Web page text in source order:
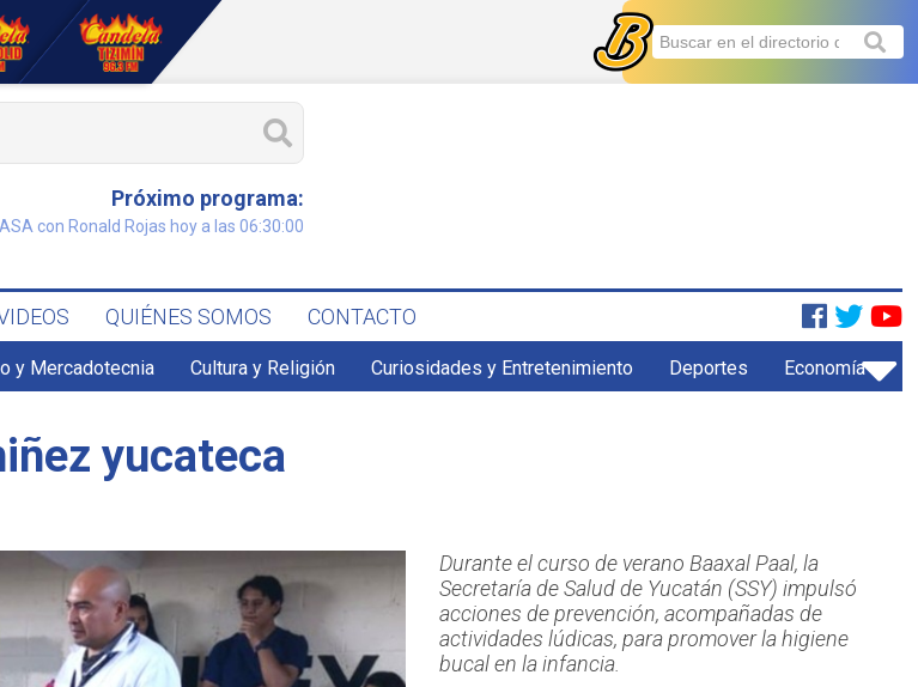
Próximo programa:
con Ronald Rojas hoy a las 06:30:00
QUIÉNES SOMOS CONTACTO
y Mercadotecnia Cultura y Religión Curiosidades y Entretenimiento Deportes Economía
yucateca
Durante el curso de verano Baaxal Paal, la
Secretaría de Salud de Yucatán (SSY) impulsó
acciones de prevención, acompañadas de
actividades lúdicas, para promover la higiene
bucal en la infancia.